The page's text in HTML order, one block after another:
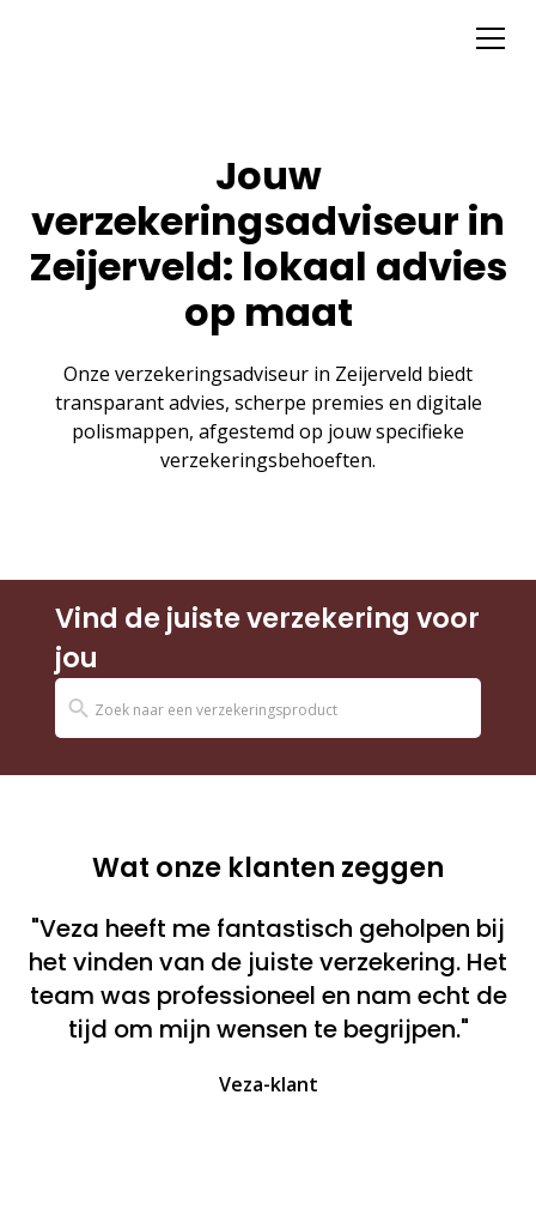
Jouw
verzekeringsadviseur in
Zeijerveld: lokaal advies
op maat
Onze verzekeringsadviseur in Zeijerveld biedt
transparant advies, scherpe premies en digitale
polismappen, afgestemd op jouw specifieke
verzekeringsbehoeften.
Vind de juiste verzekering voor
jou
Wat onze klanten zeggen
"Veza heeft me fantastisch geholpen bij
het vinden van de juiste verzekering. Het
team was professioneel en nam echt de
tijd om mijn wensen te begrijpen."
Veza-klant